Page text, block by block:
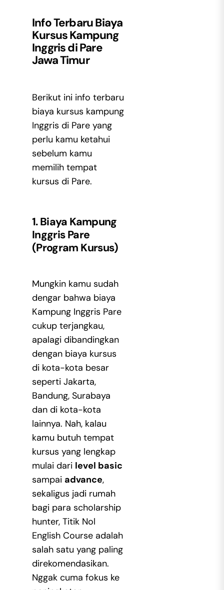
Info Terbaru Biaya
Kursus Kampung
Inggris di Pare
Jawa Timur
Berikut ini info terbaru
biaya kursus kampung
Inggris di Pare yang
perlu kamu ketahui
sebelum kamu
memilih tempat
kursus di Pare.
1. Biaya Kampung
Inggris Pare
(Program Kursus)
Mungkin kamu sudah
dengar bahwa biaya
Kampung Inggris Pare
cukup terjangkau,
apalagi dibandingkan
dengan biaya kursus
di kota-kota besar
seperti Jakarta,
Bandung, Surabaya
dan di kota-kota
lainnya. Nah, kalau
kamu butuh tempat
kursus yang lengkap
mulai dari level basic
sampai advance,
sekaligus jadi rumah
bagi para scholarship
hunter, Titik Nol
English Course adalah
salah satu yang paling
direkomendasikan.
Nggak cuma fokus ke